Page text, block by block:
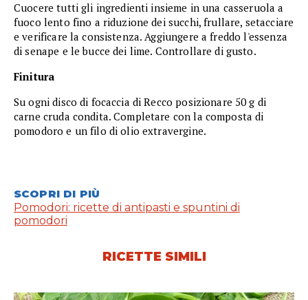
Cuocere tutti gli ingredienti insieme in una casseruola a
fuoco lento fino a riduzione dei succhi, frullare, setacciare
e verificare la consistenza. Aggiungere a freddo l'essenza
di senape e le bucce dei lime. Controllare di gusto.
Finitura
Su ogni disco di focaccia di Recco posizionare 50 g di
carne cruda condita. Completare con la composta di
pomodoro e un filo di olio extravergine.
SCOPRI DI PIÙ
Pomodori: ricette di antipasti e spuntini di
pomodori
RICETTE SIMILI